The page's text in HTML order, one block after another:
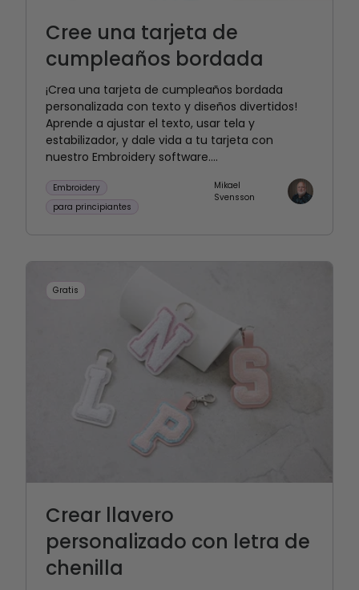
Cree una tarjeta de
cumpleaños bordada
¡Crea una tarjeta de cumpleaños bordada
personalizada con texto y diseños divertidos!
Aprende a ajustar el texto, usar tela y
estabilizador, y dale vida a tu tarjeta con
nuestro Embroidery software....
Embroidery
para principiantes
Mikael
Svensson
Gratis
Crear llavero
personalizado con letra de
chenilla